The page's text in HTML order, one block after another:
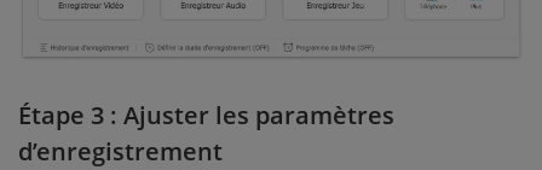
Étape 3 : Ajuster les paramètres
d’enregistrement